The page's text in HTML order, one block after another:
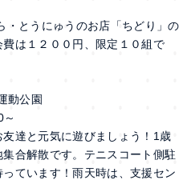
・とうにゅうのお店「ちどり」の
は１２００円、限定１０組で
動公園
達と元気に遊びましょう！1歳
合解散です。テニスコート側駐
ています！雨天時は、支援セン